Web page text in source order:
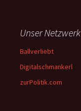
Unser Netzwerk
Ballverliebt
Digitalschmankerl
zurPolitik.com